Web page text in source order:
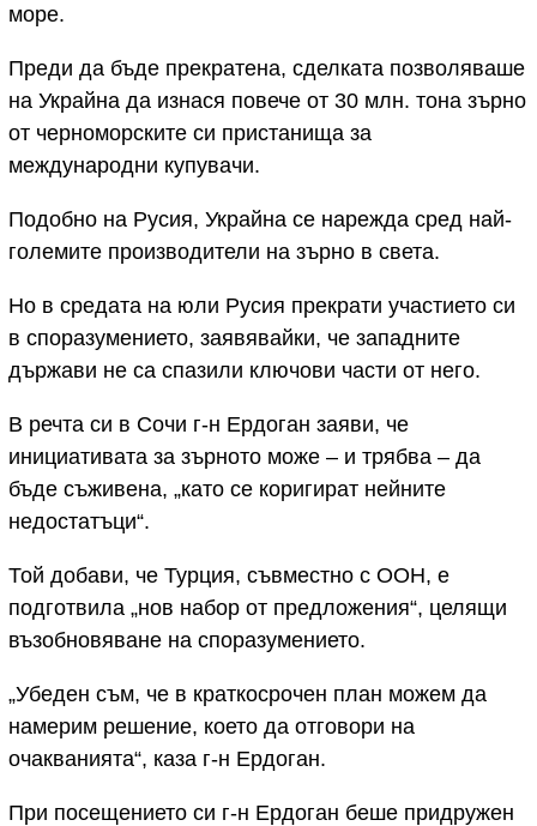
море.
Преди да бъде прекратена, сделката позволяваше
на Украйна да изнася повече от 30 млн. тона зърно
от черноморските си пристанища за
международни купувачи.
Подобно на Русия, Украйна се нарежда сред най-
големите производители на зърно в света.
Но в средата на юли Русия прекрати участието си
в споразумението, заявявайки, че западните
държави не са спазили ключови части от него.
В речта си в Сочи г-н Ердоган заяви, че
инициативата за зърното може – и трябва – да
бъде съживена, „като се коригират нейните
недостатъци“.
Той добави, че Турция, съвместно с ООН, е
подготвила „нов набор от предложения“, целящи
възобновяване на споразумението.
„Убеден съм, че в краткосрочен план можем да
намерим решение, което да отговори на
очакванията“, каза г-н Ердоган.
При посещението си г-н Ердоган беше придружен